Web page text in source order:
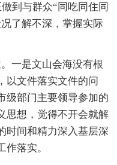
到与群众“同吃同住同
了解不深，掌握实际
一是文山会海没有根
以文件落实文件的问
级部门主要领导参加的
思想，觉得不开会就解
时间和精力深入基层深
落实。